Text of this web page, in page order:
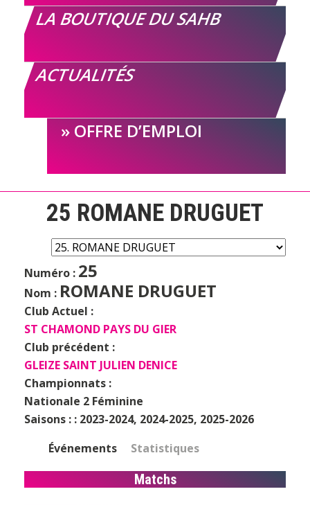
LA BOUTIQUE DU SAHB
ACTUALITÉS
OFFRE D’EMPLOI
25 ROMANE DRUGUET
Numéro : 25
Nom : ROMANE DRUGUET
Club Actuel :
ST CHAMOND PAYS DU GIER
Club précédent :
GLEIZE SAINT JULIEN DENICE
Championnats :
Nationale 2 Féminine
Saisons : : 2023-2024, 2024-2025, 2025-2026
Événements
Statistiques
Matchs